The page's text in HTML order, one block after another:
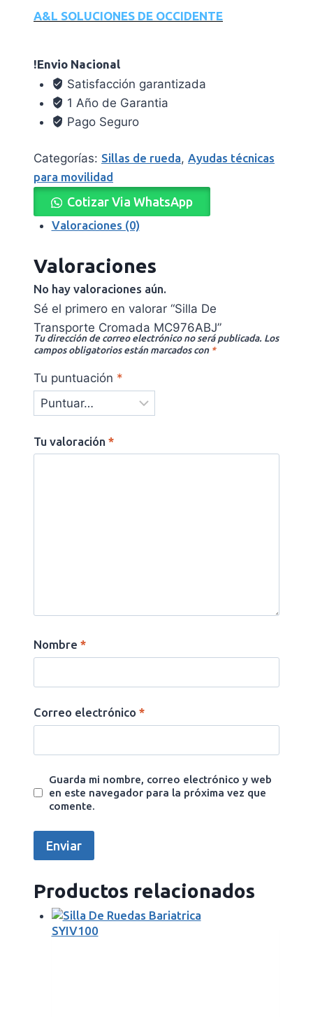
A&L SOLUCIONES DE OCCIDENTE
!Envio Nacional
Satisfacción garantizada
1 Año de Garantia
Pago Seguro
Categorías: Sillas de rueda, Ayudas técnicas
para movilidad
Cotizar Via WhatsApp
Valoraciones (0)
Valoraciones
No hay valoraciones aún.
Sé el primero en valorar “Silla De
Transporte Cromada MC976ABJ”
Tu dirección de correo electrónico no será publicada. Los
campos obligatorios están marcados con *
Tu puntuación *
Tu valoración *
Nombre *
Correo electrónico *
Guarda mi nombre, correo electrónico y web
en este navegador para la próxima vez que
comente.
Productos relacionados